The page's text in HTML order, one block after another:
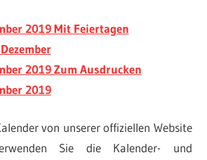
2019 Mit Feiertagen
2019 Zum Ausdrucken
2019
von unserer offiziellen Website
Sie die Kalender- und